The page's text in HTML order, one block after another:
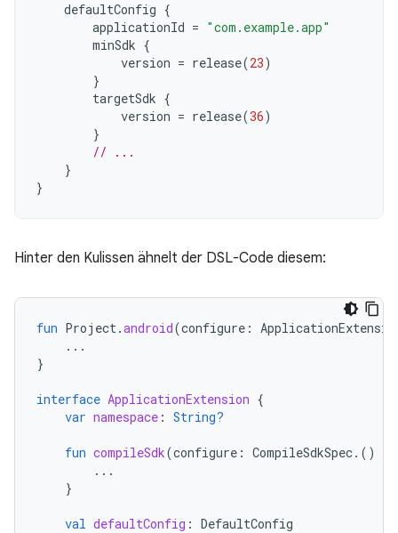
defaultConfig {
applicationId = "com.example.app"
minSdk {
version = release(23)
}
targetSdk {
version = release(36)
}
// ...
}
}
Hinter den Kulissen ähnelt der DSL-Code diesem:
fun Project.android(configure :
...
}
interface ApplicationExtension {
var namespace : String?
fun compileSdk(configure : CompileSdkSpec.()
...
}
val defaultConfig : DefaultConfig